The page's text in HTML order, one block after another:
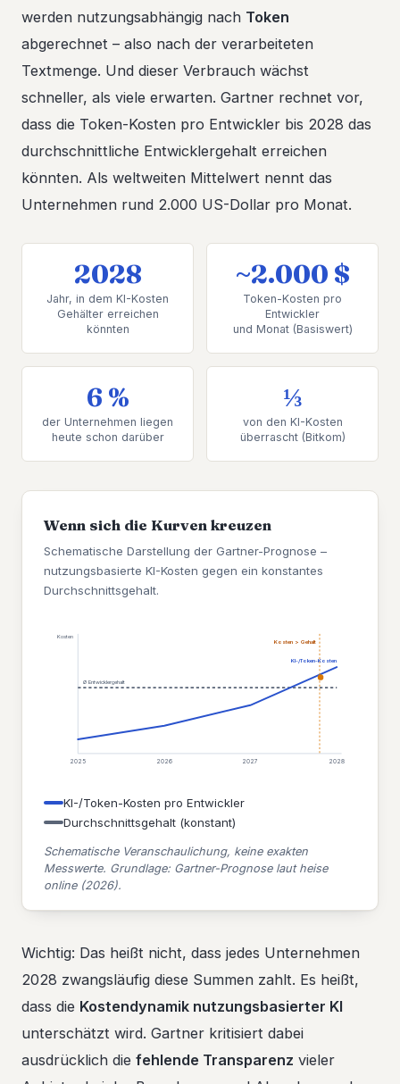
werden nutzungsabhängig nach Token
abgerechnet – also nach der verarbeiteten
Textmenge. Und dieser Verbrauch wächst
schneller, als viele erwarten. Gartner rechnet vor,
dass die Token-Kosten pro Entwickler bis 2028 das
durchschnittliche Entwicklergehalt erreichen
könnten. Als weltweiten Mittelwert nennt das
Unternehmen rund 2.000 US-Dollar pro Monat.
2028
Jahr, in dem KI-Kosten
Gehälter erreichen
könnten
~2.000 $
Token-Kosten pro
Entwickler
und Monat (Basiswert)
6 %
der Unternehmen liegen
heute schon darüber
⅓
von den KI-Kosten
überrascht (Bitkom)
Wenn sich die Kurven kreuzen
Schematische Darstellung der Gartner-Prognose –
nutzungsbasierte KI-Kosten gegen ein konstantes
Durchschnittsgehalt.
Kosten
2025 2026 2027 2028
Ø Entwicklergehalt
Kosten > Gehalt
KI-/Token-Kosten
KI-/Token-Kosten pro Entwickler
Durchschnittsgehalt (konstant)
Schematische Veranschaulichung, keine exakten
Messwerte. Grundlage: Gartner-Prognose laut heise
online (2026).
Wichtig: Das heißt nicht, dass jedes Unternehmen
2028 zwangsläufig diese Summen zahlt. Es heißt,
dass die Kostendynamik nutzungsbasierter KI
unterschätzt wird. Gartner kritisiert dabei
ausdrücklich die fehlende Transparenz vieler